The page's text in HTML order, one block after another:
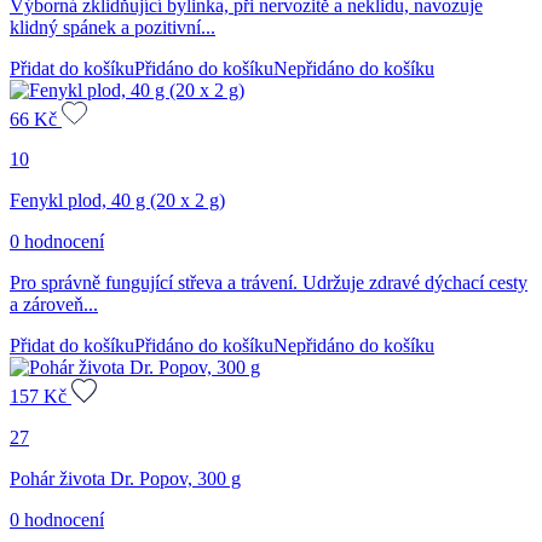
Výborná zklidňující bylinka, při nervozitě a neklidu, navozuje
klidný spánek a pozitivní...
Přidat do košíkuPřidáno do košíkuNepřidáno do košíku
66 Kč
10
Fenykl plod, 40 g (20 x 2 g)
0 hodnocení
Pro správně fungující střeva a trávení. Udržuje zdravé dýchací cesty
a zároveň...
Přidat do košíkuPřidáno do košíkuNepřidáno do košíku
157 Kč
27
Pohár života Dr. Popov, 300 g
0 hodnocení